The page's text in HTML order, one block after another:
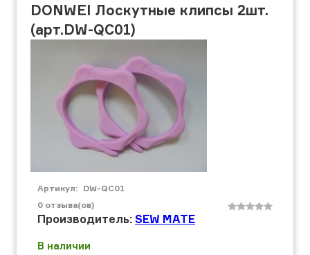
DONWEI Лоскутные клипсы 2шт.
(арт.DW-QC01)
Артикул: DW-QC01
0 отзыва(ов)
Производитель: SEW MATE
В наличии